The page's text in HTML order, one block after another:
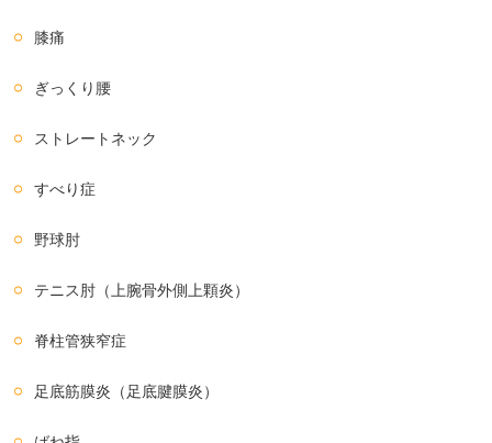
膝痛
ぎっくり腰
ストレートネック
すべり症
野球肘
テニス肘（上腕骨外側上顆炎）
脊柱管狭窄症
足底筋膜炎（足底腱膜炎）